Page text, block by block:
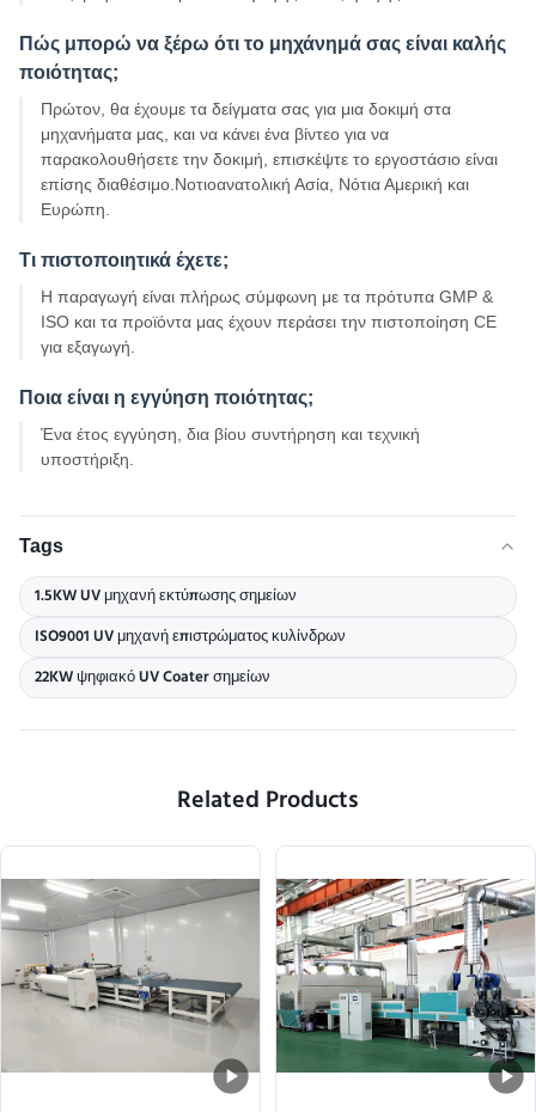
Πώς μπορώ να ξέρω ότι το μηχάνημά σας είναι καλής
ποιότητας;
Πρώτον, θα έχουμε τα δείγματα σας για μια δοκιμή στα
μηχανήματα μας, και να κάνει ένα βίντεο για να
παρακολουθήσετε την δοκιμή, επισκέψτε το εργοστάσιο είναι
επίσης διαθέσιμο.Νοτιοανατολική Ασία, Νότια Αμερική και
Ευρώπη.
Τι πιστοποιητικά έχετε;
Η παραγωγή είναι πλήρως σύμφωνη με τα πρότυπα GMP &
ISO και τα προϊόντα μας έχουν περάσει την πιστοποίηση CE
για εξαγωγή.
Ποια είναι η εγγύηση ποιότητας;
Ένα έτος εγγύηση, δια βίου συντήρηση και τεχνική
υποστήριξη.
Tags
1.5KW UV μηχανή εκτύπωσης σημείων
ISO9001 UV μηχανή επιστρώματος κυλίνδρων
22KW ψηφιακό UV Coater σημείων
Related Products